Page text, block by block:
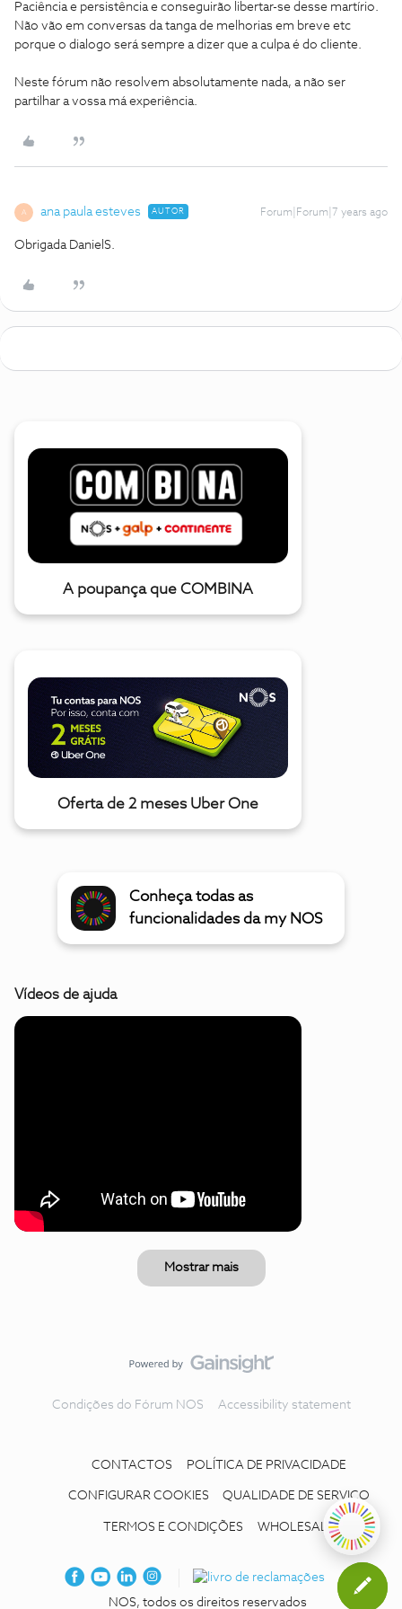
Paciência e persistência e conseguirão libertar-se desse martírio.
Não vão em conversas da tanga de melhorias em breve etc
porque o dialogo será sempre a dizer que a culpa é do cliente.
Neste fórum não resolvem absolutamente nada, a não ser
partilhar a vossa má experiência.
A ana paula esteves AUTOR Forum|Forum|7 years ago
Obrigada DanielS.
A poupança que COMBINA
Oferta de 2 meses Uber One
Conheça todas as
funcionalidades da my NOS
Vídeos de ajuda
Mostrar mais
Condições do Fórum NOS Accessibility statement
CONTACTOS POLÍTICA DE PRIVACIDADE
CONFIGURAR COOKIES QUALIDADE DE SERVIÇO
TERMOS E CONDIÇÕES WHOLESALE
NOS, todos os direitos reservados